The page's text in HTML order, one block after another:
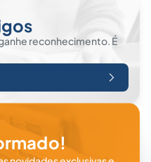
reconhecimento. É